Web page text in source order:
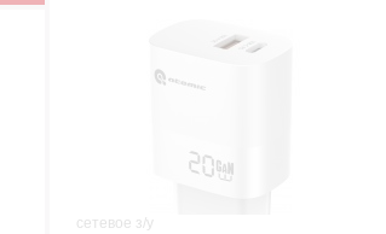
сетевое з/у